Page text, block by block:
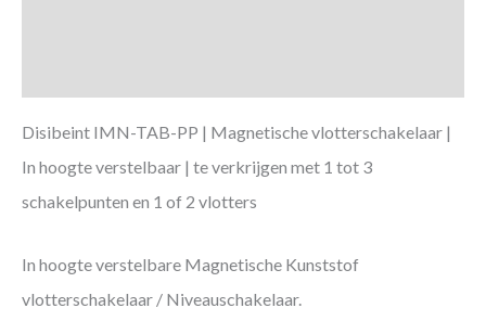
Disibeint IMN-TAB-PP | Magnetische vlotterschakelaar |
In hoogte verstelbaar | te verkrijgen met 1 tot 3
schakelpunten en 1 of 2 vlotters
In hoogte verstelbare Magnetische Kunststof
vlotterschakelaar / Niveauschakelaar.